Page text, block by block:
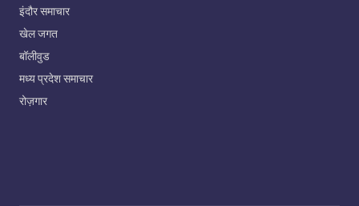
इंदौर समाचार
खेल जगत
बॉलीवुड
मध्य प्रदेश समाचार
रोज़गार